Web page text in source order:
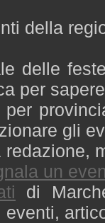
della
delle
per
gli
un
di